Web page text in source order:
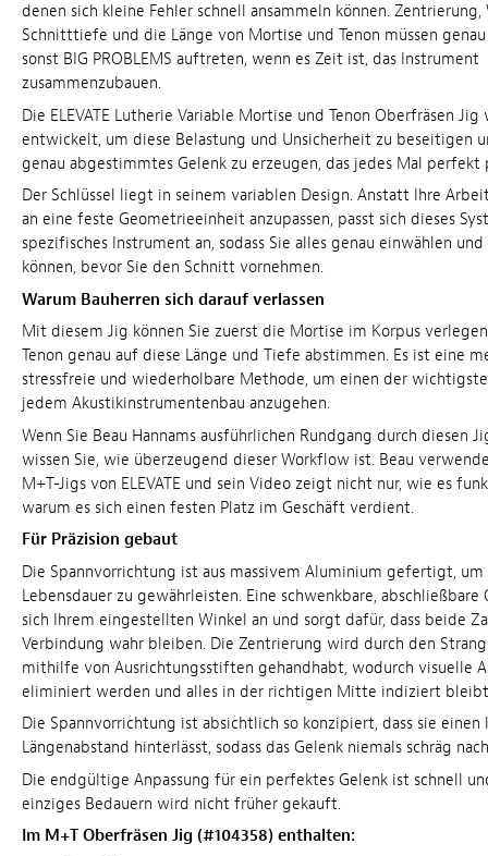
denen sich kleine Fehler schnell ansammeln können. Zentrierung,
Schnitttiefe und die Länge von Mortise und Tenon müssen
sonst BIG PROBLEMS auftreten, wenn es Zeit ist, das Instrument
zusammenzubauen.
Die ELEVATE Lutherie Variable Mortise und Tenon Oberfräsen Jig
entwickelt, um diese Belastung und Unsicherheit zu beseitigen
genau abgestimmtes Gelenk zu erzeugen, das jedes Mal perfekt
Der Schlüssel liegt in seinem variablen Design. Anstatt Ihre
an eine feste Geometrieeinheit anzupassen, passt sich dieses
spezifisches Instrument an, sodass Sie alles genau einwählen
können, bevor Sie den Schnitt vornehmen.
Warum Bauherren sich darauf verlassen
Mit diesem Jig können Sie zuerst die Mortise im Korpus
Tenon genau auf diese Länge und Tiefe abstimmen. Es ist eine
stressfreie und wiederholbare Methode, um einen der
jedem Akustikinstrumentenbau anzugehen.
Wenn Sie Beau Hannams ausführlichen Rundgang durch diesen
wissen Sie, wie überzeugend dieser Workflow ist. Beau
M+T-Jigs von ELEVATE und sein Video zeigt nicht nur, wie es
warum es sich einen festen Platz im Geschäft verdient.
Für Präzision gebaut
Die Spannvorrichtung ist aus massivem Aluminium gefertigt,
Lebensdauer zu gewährleisten. Eine schwenkbare, abschließbare
sich Ihrem eingestellten Winkel an und sorgt dafür, dass beide
Verbindung wahr bleiben. Die Zentrierung wird durch den
mithilfe von Ausrichtungsstiften gehandhabt, wodurch visuelle
eliminiert werden und alles in der richtigen Mitte indiziert
Die Spannvorrichtung ist absichtlich so konzipiert, dass sie einen
Längenabstand hinterlässt, sodass das Gelenk niemals schräg
Die endgültige Anpassung für ein perfektes Gelenk ist schnell
einziges Bedauern wird nicht früher gekauft.
Im M+T Oberfräsen Jig (#104358) enthalten: